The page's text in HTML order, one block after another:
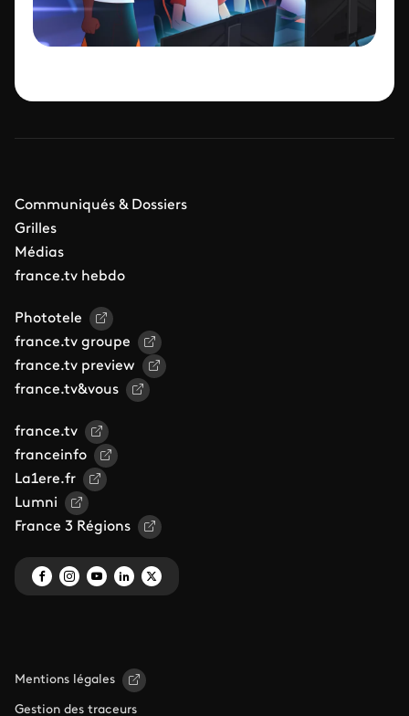
Communiqués & Dossiers
Grilles
Médias
france.tv hebdo
Phototele
france.tv groupe
france.tv preview
france.tv&vous
france.tv
franceinfo
La1ere.fr
Lumni
France 3 Régions
Mentions légales
Gestion des traceurs